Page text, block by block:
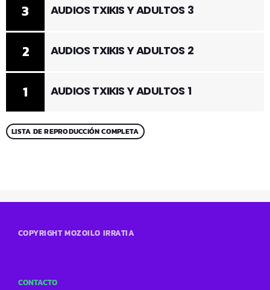
1 AUDIOS TXIKIS Y ADULTOS 1
2 AUDIOS TXIKIS Y ADULTOS 2
3 AUDIOS TXIKIS Y ADULTOS 3
LISTA DE REPRODUCCIÓN COMPLETA
COPYRIGHT MOZOILO IRRATIA
CONTACTO